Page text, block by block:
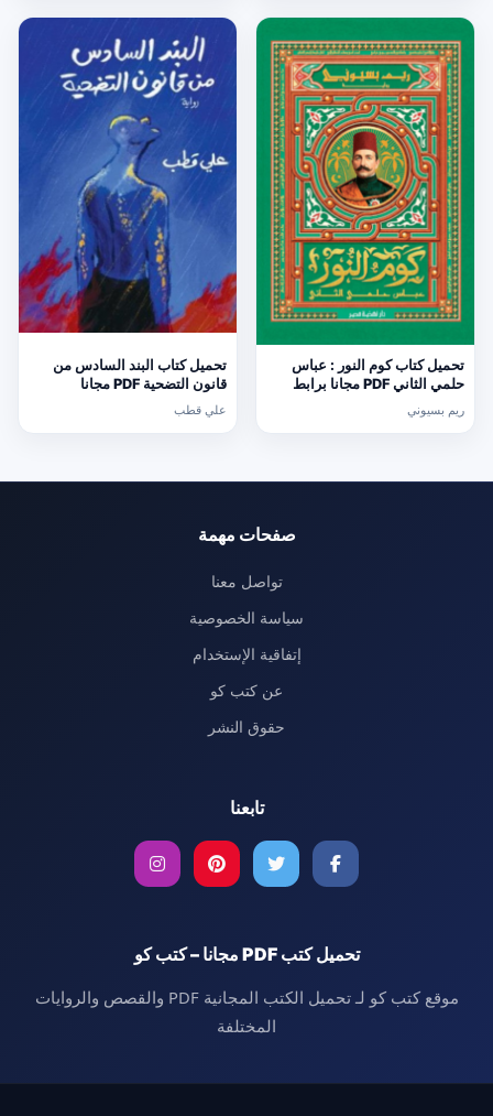
تحميل كتاب كوم النور : عباس
حلمي الثاني PDF مجانا برابط
ريم بسيوني
تحميل كتاب البند السادس من
قانون التضحية PDF مجانا
علي قطب
صفحات مهمة
تواصل معنا
سياسة الخصوصية
إتفاقية الإستخدام
عن كتب كو
حقوق النشر
تابعنا
تحميل كتب PDF مجانا – كتب كو
موقع كتب كو لـ تحميل الكتب المجانية PDF والقصص والروايات
المختلفة